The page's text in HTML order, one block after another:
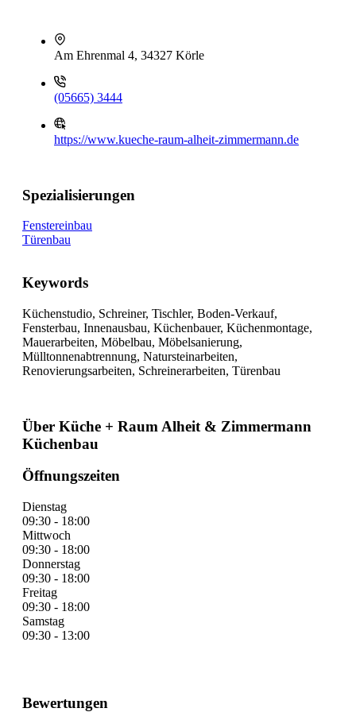
Am Ehrenmal 4, 34327 Körle
(05665) 3444
https://www.kueche-raum-alheit-zimmermann.de
Spezialisierungen
Fenstereinbau
Türenbau
Keywords
Küchenstudio, Schreiner, Tischler, Boden-Verkauf,
Fensterbau, Innenausbau, Küchenbauer, Küchenmontage,
Mauerarbeiten, Möbelbau, Möbelsanierung,
Mülltonnenabtrennung, Natursteinarbeiten,
Renovierungsarbeiten, Schreinerarbeiten, Türenbau
Über Küche + Raum Alheit & Zimmermann
Küchenbau
Öffnungszeiten
Dienstag
09:30 - 18:00
Mittwoch
09:30 - 18:00
Donnerstag
09:30 - 18:00
Freitag
09:30 - 18:00
Samstag
09:30 - 13:00
Bewertungen